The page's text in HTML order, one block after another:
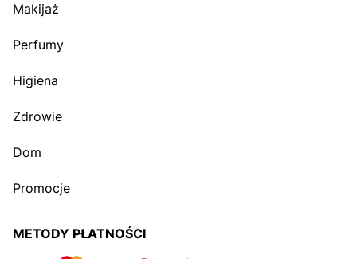
Makijaż
Perfumy
Higiena
Zdrowie
Dom
Promocje
METODY PŁATNOŚCI